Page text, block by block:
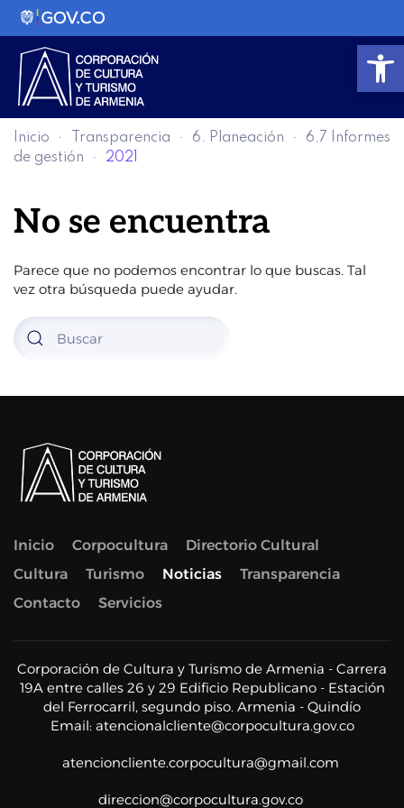
Inicio Transparencia 6. Planeación
6.7 Informes
de gestión
2021
No se encuentra
Parece que no podemos encontrar lo que buscas. Tal
vez otra búsqueda puede ayudar.
Inicio Corpocultura
Directorio Cultural
Cultura
Turismo Noticias
Transparencia
Contacto
Servicios
Corporación de Cultura y Turismo de Armenia - Carrera
19A entre calles 26 y 29 Edificio Republicano - Estación
del Ferrocarril, segundo piso. Armenia - Quindío
Email: atencionalcliente@corpocultura.gov.co
atencioncliente.corpocultura@gmail.com
direccion@corpocultura.gov.co